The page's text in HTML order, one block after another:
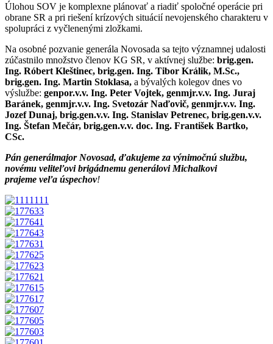
Úlohou SOV je komplexne plánovať a riadiť spoločné operácie pri
obrane SR a pri riešení krízových situácií nevojenského charakteru v
spolupráci z vyčlenenými zložkami.
Na osobné pozvanie generála Novosada sa tejto významnej udalosti
zúčastnilo množstvo členov KG SR, v aktívnej službe: brig.gen.
Ing. Róbert Kleštinec, brig.gen. Ing. Tibor Králik, M.Sc.,
brig.gen. Ing. Martin Stoklasa, a bývalých kolegov dnes vo
výslužbe: genpor.v.v. Ing. Peter Vojtek, genmjr.v.v. Ing. Juraj
Baránek, genmjr.v.v. Ing. Svetozár Naďovič, genmjr.v.v. Ing.
Jozef Dunaj, brig.gen.v.v. Ing. Stanislav Petrenec, brig.gen.v.v.
Ing. Štefan Mečár, brig,gen.v.v. doc. Ing. František Bartko,
CSc.
Pán generálmajor Novosad, ďakujeme za výnimočnú službu,
novému veliteľovi brigádnemu generálovi Michalkovi
prajeme veľa úspechov!